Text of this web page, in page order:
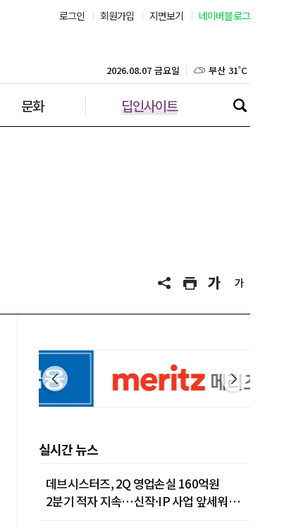
로그인 회원가입 지면보기 네이버블로그
문화 딥인사이트
2026.08.07 금요일 대구 36˚C
인천 30˚C
제주 30˚C
실시간 뉴스
데브시스터즈, 2Q 영업손실 160억원
2분기 적자 지속…신작·IP 사업 앞세워